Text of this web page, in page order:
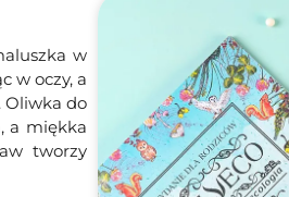
w
w oczy, a
Oliwka do
a miękka
tworzy